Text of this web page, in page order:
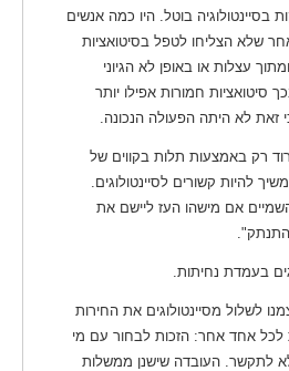
בוטל. היו כמה אנשים
שלא הצליחו לטפל בסיטואציות
עצלות או באופן לא הגיוני
סיטואציות חמורות אפילו יותר
זאת לא היתה הפעולה הנכונה.
רק באמצעות תלות בקווים של
להיות קשורים לסיינטולוגים.
אם מישהו העז ליישם את
התנתק".
בעמדת נחיתות.
לשלול מסיינטולוגים את החירות
לכל אחד אחר: הזכות לבחור עם מי
לתקשר. העובדה שישנן ממשלות